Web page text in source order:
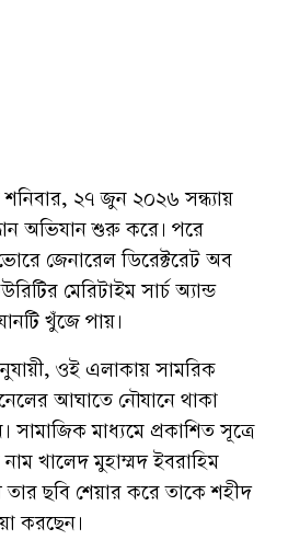
২৭ জুন ২০২৬ সন্ধ্যায়
অভিযান শুরু করে। পরে
জেনারেল ডিরেক্টরেট অব
মেরিটাইম সার্চ অ্যান্ড
খুঁজে পায়।
অনুযায়ী, ওই এলাকায় সামরিক
আঘাতে নৌযানে থাকা
সামাজিক মাধ্যমে প্রকাশিত সূত্রে
খালেদ মুহাম্মদ ইবরাহিম
ছবি শেয়ার করে তাকে শহীদ
করছেন।